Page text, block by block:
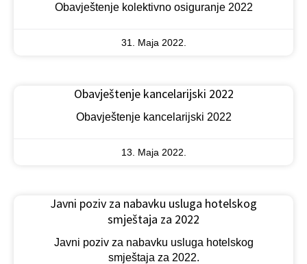
Obavještenje kolektivno osiguranje 2022
31. Maja 2022.
Obavještenje kancelarijski 2022
Obavještenje kancelarijski 2022
13. Maja 2022.
Javni poziv za nabavku usluga hotelskog
smještaja za 2022
Javni poziv za nabavku usluga hotelskog
smještaja za 2022.